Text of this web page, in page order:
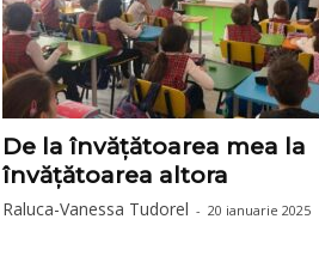
s
t
a
De la învățătoarea mea la
învățătoarea altora
Raluca-Vanessa Tudorel - 20 ianuarie 2025